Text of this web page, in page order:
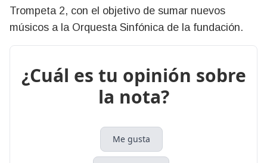
Trompeta 2, con el objetivo de sumar nuevos
músicos a la Orquesta Sinfónica de la fundación.
¿Cuál es tu opinión sobre
la nota?
Me gusta